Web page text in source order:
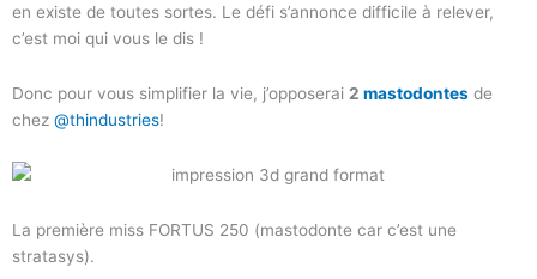
en existe de toutes sortes. Le défi s’annonce difficile à relever,
c’est moi qui vous le dis !
Donc pour vous simplifier la vie, j’opposerai 2 mastodontes de
chez @thindustries!
La première miss FORTUS 250 (mastodonte car c’est une
stratasys).